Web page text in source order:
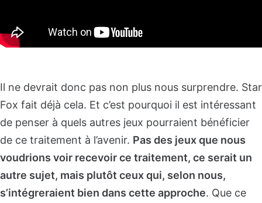
Il ne devrait donc pas non plus nous surprendre. Star
Fox fait déjà cela. Et c’est pourquoi il est intéressant
de penser à quels autres jeux pourraient bénéficier
de ce traitement à l’avenir. Pas des jeux que nous
voudrions voir recevoir ce traitement, ce serait un
autre sujet, mais plutôt ceux qui, selon nous,
s’intégreraient bien dans cette approche. Que ce